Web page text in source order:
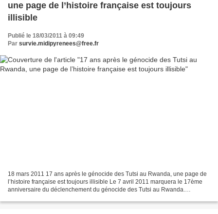
une page de l’histoire française est toujours
illisible
Publié le 18/03/2011 à 09:49
Par survie.midipyrenees@free.fr
18 mars 2011 17 ans après le génocide des Tutsi au Rwanda, une page de
l’histoire française est toujours illisible Le 7 avril 2011 marquera le 17ème
anniversaire du déclenchement du génocide des Tutsi au Rwanda.